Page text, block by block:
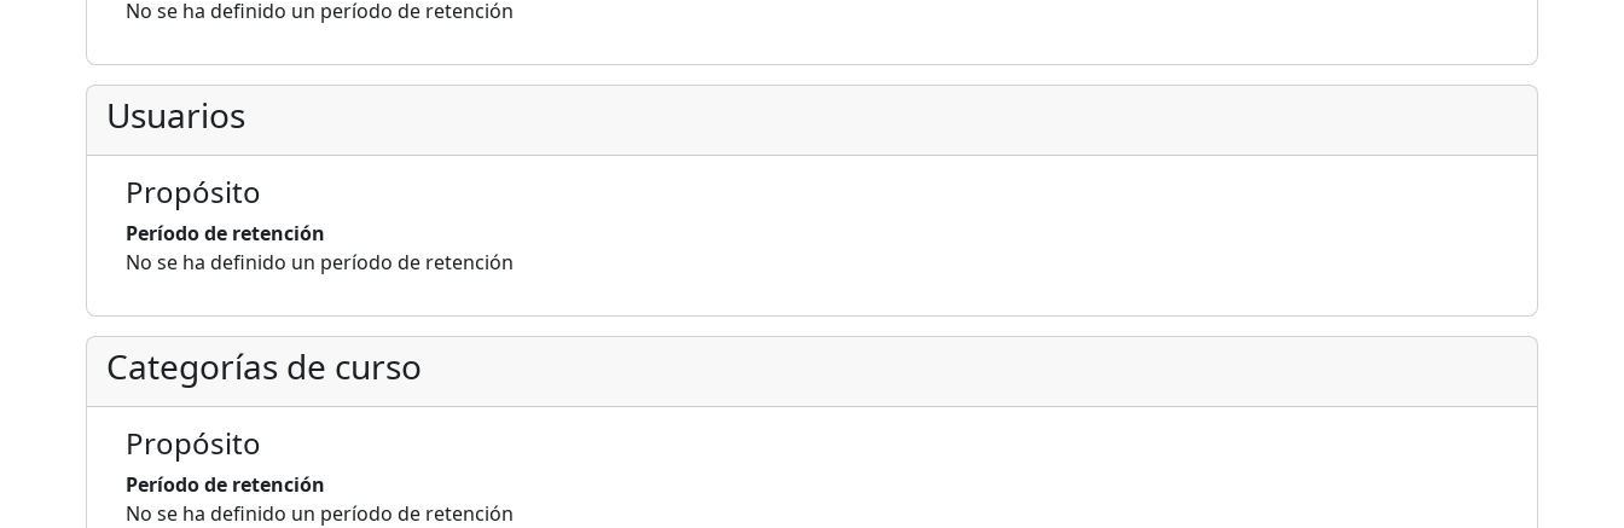
No se ha definido un período de retención
Usuarios
Propósito
Período de retención
No se ha definido un período de retención
Categorías de curso
Propósito
Período de retención
No se ha definido un período de retención